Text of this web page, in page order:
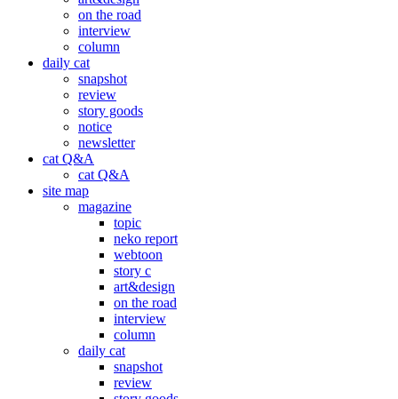
on the road
interview
column
daily cat
snapshot
review
story goods
notice
newsletter
cat Q&A
cat Q&A
site map
magazine
topic
neko report
webtoon
story c
art&design
on the road
interview
column
daily cat
snapshot
review